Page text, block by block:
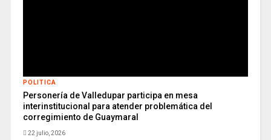
POLITICA
Personería de Valledupar participa en mesa
interinstitucional para atender problemática del
corregimiento de Guaymaral
22 julio, 2026